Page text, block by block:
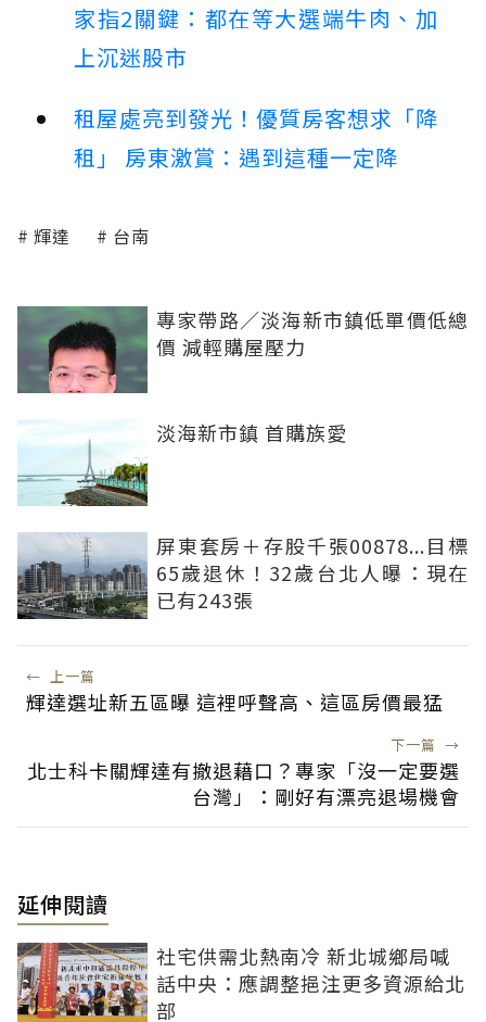
家指2關鍵：都在等大選端牛肉、加
上沉迷股市
租屋處亮到發光！優質房客想求「降
租」 房東激賞：遇到這種一定降
輝達 台南
專家帶路／淡海新市鎮低單價低總
價 減輕購屋壓力
淡海新市鎮 首購族愛
屏東套房＋存股千張00878...目標
65歲退休！32歲台北人曝：現在
已有243張
← 上一篇
輝達選址新五區曝 這裡呼聲高、這區房價最猛
下一篇 →
北士科卡關輝達有撤退藉口？專家「沒一定要選
台灣」：剛好有漂亮退場機會
延伸閱讀
社宅供需北熱南冷 新北城鄉局喊
話中央：應調整挹注更多資源給北
部